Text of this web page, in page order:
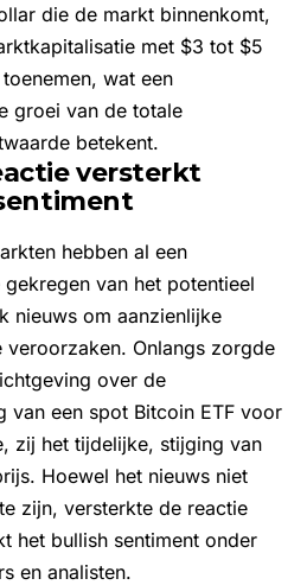
die de markt binnenkomt,
met $3 tot $5
wat een
groei van de totale
betekent.
versterkt
hebben al een
van het potentieel
nieuws om aanzienlijke
veroorzaken. Onlangs zorgde
over de
van een spot Bitcoin ETF voor
zij het tijdelijke, stijging van
Hoewel het nieuws niet
zijn, versterkte de reactie
het bullish sentiment onder
en analisten.